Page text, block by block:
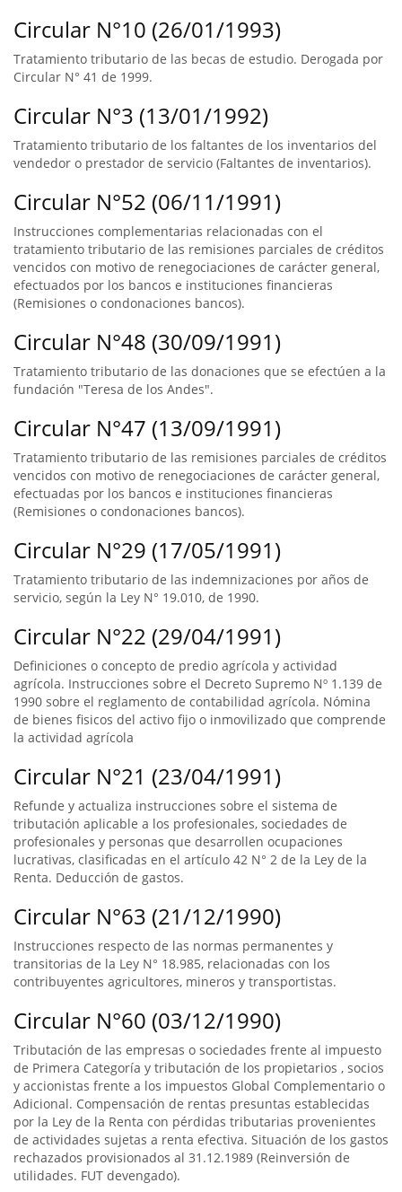
Circular N°10 (26/01/1993)
Tratamiento tributario de las becas de estudio. Derogada por
Circular N° 41 de 1999.
Circular N°3 (13/01/1992)
Tratamiento tributario de los faltantes de los inventarios del
vendedor o prestador de servicio (Faltantes de inventarios).
Circular N°52 (06/11/1991)
Instrucciones complementarias relacionadas con el
tratamiento tributario de las remisiones parciales de créditos
vencidos con motivo de renegociaciones de carácter general,
efectuados por los bancos e instituciones financieras
(Remisiones o condonaciones bancos).
Circular N°48 (30/09/1991)
Tratamiento tributario de las donaciones que se efectúen a la
fundación "Teresa de los Andes".
Circular N°47 (13/09/1991)
Tratamiento tributario de las remisiones parciales de créditos
vencidos con motivo de renegociaciones de carácter general,
efectuadas por los bancos e instituciones financieras
(Remisiones o condonaciones bancos).
Circular N°29 (17/05/1991)
Tratamiento tributario de las indemnizaciones por años de
servicio, según la Ley N° 19.010, de 1990.
Circular N°22 (29/04/1991)
Definiciones o concepto de predio agrícola y actividad
agrícola. Instrucciones sobre el Decreto Supremo Nº 1.139 de
1990 sobre el reglamento de contabilidad agrícola. Nómina
de bienes fisicos del activo fijo o inmovilizado que comprende
la actividad agrícola
Circular N°21 (23/04/1991)
Refunde y actualiza instrucciones sobre el sistema de
tributación aplicable a los profesionales, sociedades de
profesionales y personas que desarrollen ocupaciones
lucrativas, clasificadas en el artículo 42 N° 2 de la Ley de la
Renta. Deducción de gastos.
Circular N°63 (21/12/1990)
Instrucciones respecto de las normas permanentes y
transitorias de la Ley N° 18.985, relacionadas con los
contribuyentes agricultores, mineros y transportistas.
Circular N°60 (03/12/1990)
Tributación de las empresas o sociedades frente al impuesto
de Primera Categoría y tributación de los propietarios , socios
y accionistas frente a los impuestos Global Complementario o
Adicional. Compensación de rentas presuntas establecidas
por la Ley de la Renta con pérdidas tributarias provenientes
de actividades sujetas a renta efectiva. Situación de los gastos
rechazados provisionados al 31.12.1989 (Reinversión de
utilidades. FUT devengado).